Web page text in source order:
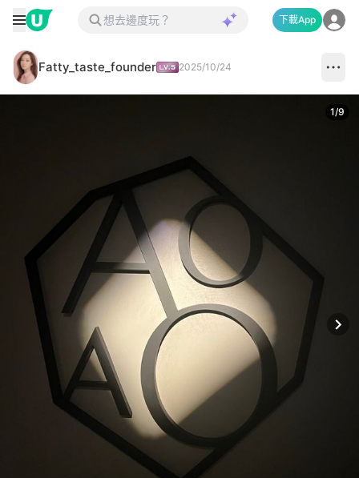
下載App
Fatty_taste_founder 2025/10/24
1/9